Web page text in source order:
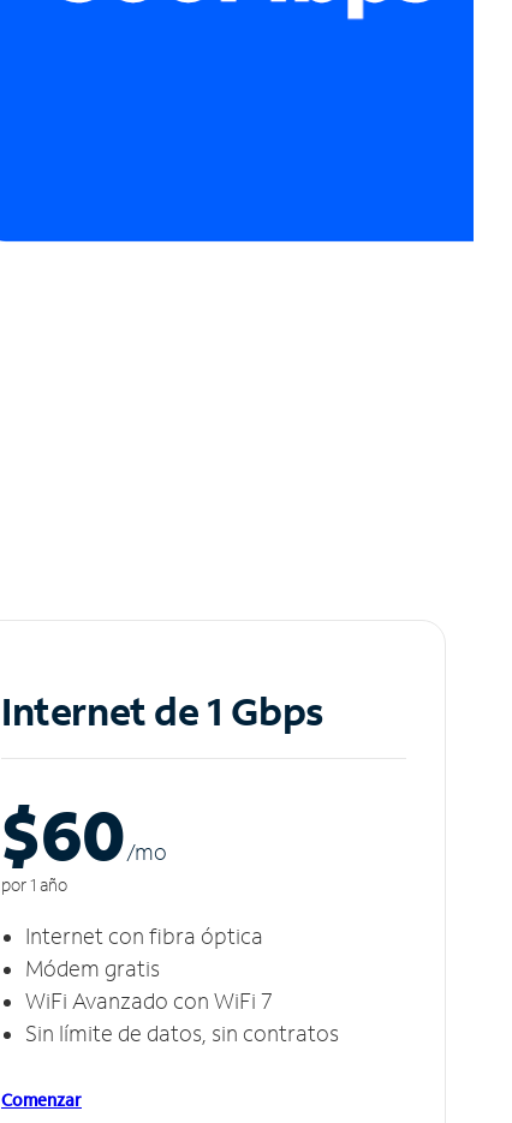
Internet de 1 Gbps
$60/mo
por 1 año
Internet con fibra óptica
Módem gratis
WiFi Avanzado con WiFi 7
Sin límite de datos, sin contratos
Comenzar